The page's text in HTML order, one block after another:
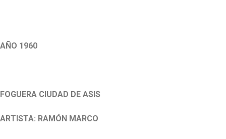
AÑO 1960
FOGUERA CIUDAD DE ASIS
ARTISTA: RAMÓN MARCO